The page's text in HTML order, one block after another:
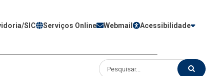
SIC Serviços Online Webmail Acessibilidade